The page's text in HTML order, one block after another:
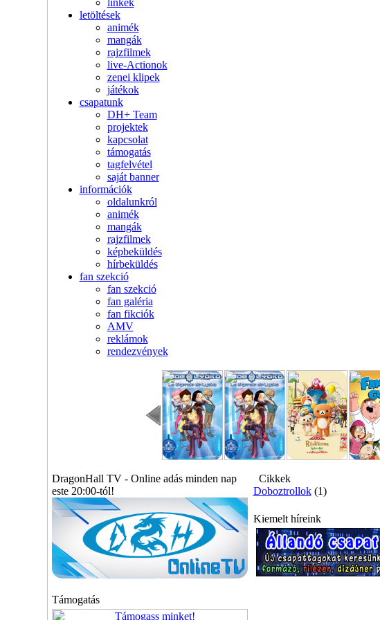
linkek
letöltések
animék
mangák
rajzfilmek
live-Actionok
zenei klipek
játékok
csapatunk
DH+ Team
projektek
kapcsolat
támogatás
tagfelvétel
saját banner
információk
oldalunkról
animék
mangák
rajzfilmek
képbeküldés
hírbeküldés
fan szekció
fan szekció
fan galéria
fan fikciók
AMV
reklámok
rendezvények
DragonHall TV - Online adás minden nap
este 20:00-tól!
Támogatás
Cikkek
Doboztrollok (1)
Kiemelt híreink